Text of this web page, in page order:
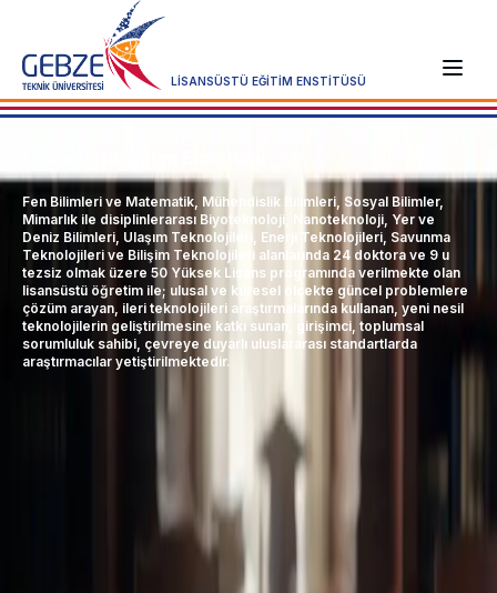
LİSANSÜSTÜ EĞİTİM ENSTİTÜSÜ
Fen Bilimleri ve Matematik, Mühendislik Bilimleri, Sosyal Bilimler,
Mimarlık ile disiplinlerarası Biyoteknoloji, Nanoteknoloji, Yer ve
Deniz Bilimleri, Ulaşım Teknolojileri, Enerji Teknolojileri, Savunma
Teknolojileri ve Bilişim Teknolojileri alanlarında 24 doktora ve 9 u
tezsiz olmak üzere 50 Yüksek Lisans programında verilmekte olan
lisansüstü öğretim ile; ulusal ve küresel ölçekte güncel problemlere
çözüm arayan, ileri teknolojileri araştırmalarında kullanan, yeni nesil
teknolojilerin geliştirilmesine katkı sunan, girişimci, toplumsal
sorumluluk sahibi, çevreye duyarlı uluslararası standartlarda
araştırmacılar yetiştirilmektedir.